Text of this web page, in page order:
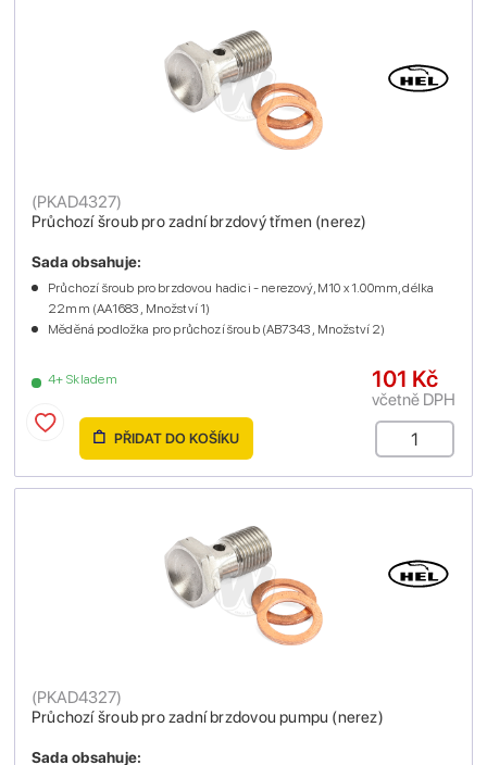
Průchozí šroub pro zadní brzdový třmen (nerez)
(PKAD4327)
4+ Skladem
Sada obsahuje:
Průchozí šroub pro brzdovou hadici - nerezový, M10 x 1.00mm, délka
22mm (AA1683 , Množství 1)
Měděná podložka pro průchozí šroub (AB7343 , Množství 2)
101 Kč
včetně DPH
PŘIDAT DO KOŠÍKU
Průchozí šroub pro zadní brzdovou pumpu (nerez)
(PKAD4327)
Sada obsahuje: